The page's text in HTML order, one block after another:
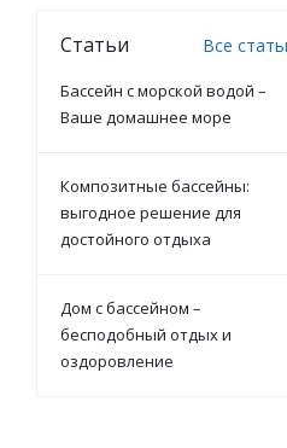
Статьи Все
Бассейн с морской водой –
Ваше домашнее море
Композитные бассейны:
выгодное решение для
достойного отдыха
Дом с бассейном –
бесподобный отдых и
оздоровление